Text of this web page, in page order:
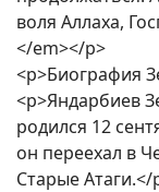
воля Аллаха,
</em></p>
<p>Биография
<p>Яндарбиев
родился 12
он переехал в
Старые Атаги.</